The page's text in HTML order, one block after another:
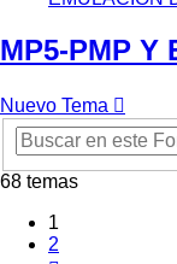
MP5-PMP Y
Nuevo Tema
68 temas
1
2